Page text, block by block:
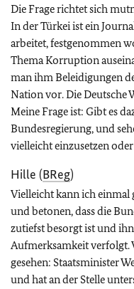
Die Frage richtet sich
In der Türkei ist ein
arbeitet, festgenommen
Thema Korruption
man ihm Beleidigungen
Nation vor. Die Deutsche
Meine Frage ist: Gibt es
Bundesregierung, und
vielleicht einzusetzen
Hille (BReg)
Vielleicht kann ich einmal
und betonen, dass die
zutiefst besorgt ist und
Aufmerksamkeit verfolgt.
gesehen: Staatsminister
und hat an der Stelle